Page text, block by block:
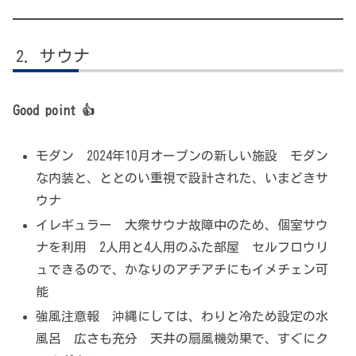
サウナ
Good point 👍
モダン 2024年10月オープンの新しい施設 モダン
な内装と、ととのい重視で設計された、いまどきサ
ウナ
イレギュラー 大衆サウナ故障中のため、個室サウ
ナを利用 2人用と4人用のふた部屋 セルフロウリ
ュできるので、かなりのアチアチにもイメチェン可
能
強風注意報 沖縄にしては、わりと冷ため設定の水
風呂 広さも充分 天井の扇風機効果で、すぐにク